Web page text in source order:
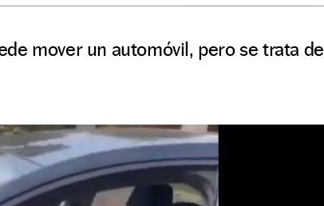
mover un automóvil, pero se trata de